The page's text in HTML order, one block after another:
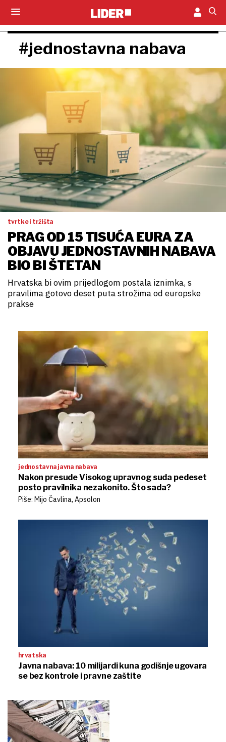
#jednostavna nabava
tvrtke i tržišta
PRAG OD 15 TISUĆA EURA ZA
OBJAVU JEDNOSTAVNIH NABAVA
BIO BI ŠTETAN
Hrvatska bi ovim prijedlogom postala iznimka, s
pravilima gotovo deset puta strožima od europske
prakse
jednostavna javna nabava
Nakon presude Visokog upravnog suda pedeset
posto pravilnika nezakonito. Što sada?
Piše: Mijo Čavlina, Apsolon
hrvatska
Javna nabava: 10 milijardi kuna godišnje ugovara
se bez kontrole i pravne zaštite